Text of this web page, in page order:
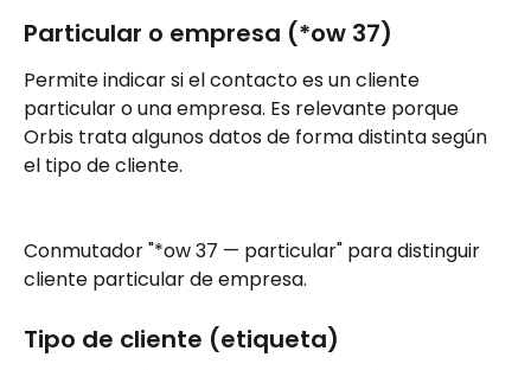
Particular o empresa (*ow 37)
Permite indicar si el contacto es un cliente
particular o una empresa. Es relevante porque
Orbis trata algunos datos de forma distinta según
el tipo de cliente.
Conmutador "*ow 37 — particular" para distinguir
cliente particular de empresa.
Tipo de cliente (etiqueta)